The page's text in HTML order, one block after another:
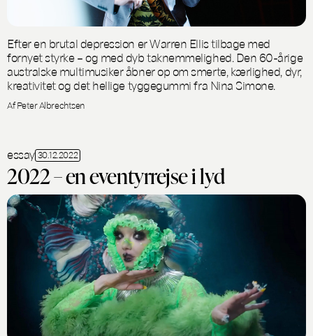
Efter en brutal depression er Warren Ellis tilbage med
fornyet styrke – og med dyb taknemmelighed. Den 60-årige
australske multimusiker åbner op om smerte, kærlighed, dyr,
kreativitet og det hellige tyggegummi fra Nina Simone.
Af Peter Albrechtsen
essay 30.12.2022
2022 – en eventyrrejse i lyd